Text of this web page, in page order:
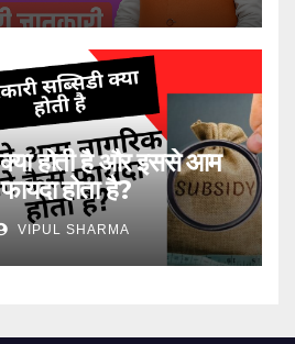
क्या होती है और इससे आम
होता है?
VIPUL SHARMA